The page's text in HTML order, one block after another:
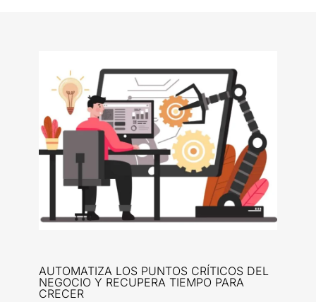
AUTOMATIZA LOS PUNTOS CRÍTICOS DEL
NEGOCIO Y RECUPERA TIEMPO PARA
CRECER